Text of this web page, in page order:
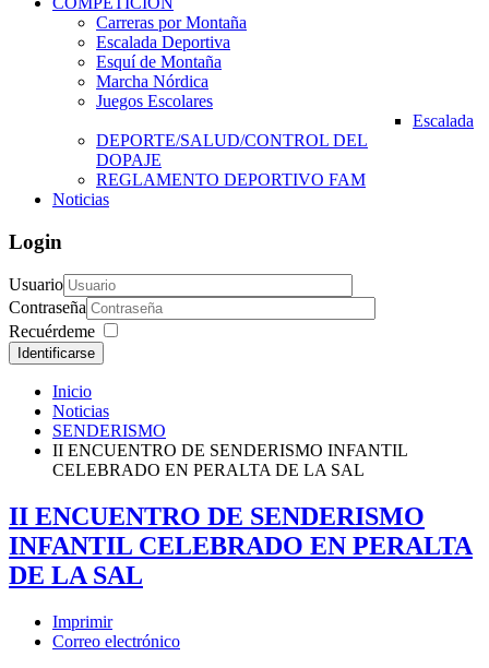
Carreras por Montaña
Escalada Deportiva
Esquí de Montaña
Marcha Nórdica
Juegos Escolares
Escalada
DEPORTE/SALUD/CONTROL DEL
DOPAJE
REGLAMENTO DEPORTIVO FAM
Noticias
Login
Usuario
Contraseña
Recuérdeme
Identificarse
Inicio
Noticias
SENDERISMO
II ENCUENTRO DE SENDERISMO INFANTIL
CELEBRADO EN PERALTA DE LA SAL
II ENCUENTRO DE SENDERISMO
INFANTIL CELEBRADO EN PERALTA
DE LA SAL
Imprimir
Correo electrónico